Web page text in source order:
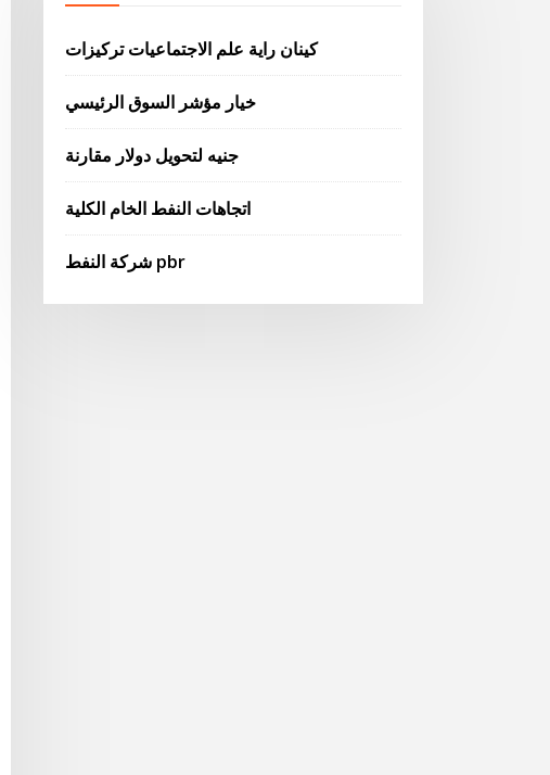
كينان راية علم الاجتماعيات تركيزات
خيار مؤشر السوق الرئيسي
جنيه لتحويل دولار مقارنة
اتجاهات النفط الخام الكلية
شركة النفط pbr